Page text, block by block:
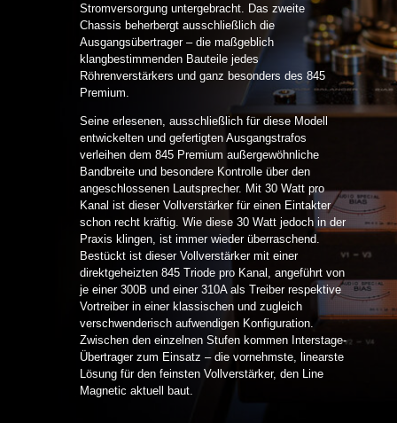
Stromversorgung untergebracht. Das zweite
Chassis beherbergt ausschließlich die
Ausgangsübertrager – die maßgeblich
klangbestimmenden Bauteile jedes
Röhrenverstärkers und ganz besonders des 845
Premium.
Seine erlesenen, ausschließlich für diese Modell
entwickelten und gefertigten Ausgangstrafos
verleihen dem 845 Premium außergewöhnliche
Bandbreite und besondere Kontrolle über den
angeschlossenen Lautsprecher. Mit 30 Watt pro
Kanal ist dieser Vollverstärker für einen Eintakter
schon recht kräftig. Wie diese 30 Watt jedoch in der
Praxis klingen, ist immer wieder überraschend.
Bestückt ist dieser Vollverstärker mit einer
direktgeheizten 845 Triode pro Kanal, angeführt von
je einer 300B und einer 310A als Treiber respektive
Vortreiber in einer klassischen und zugleich
verschwenderisch aufwendigen Konfiguration.
Zwischen den einzelnen Stufen kommen Interstage-
Übertrager zum Einsatz – die vornehmste, linearste
Lösung für den feinsten Vollverstärker, den Line
Magnetic aktuell baut.